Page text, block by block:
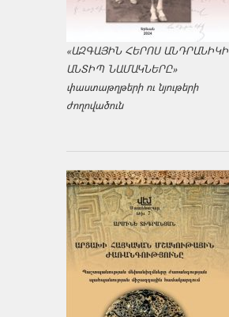
«ԱԶԳԱՅԻՆ ՀԵՐՈՍ ԱՆԴՐԱՆԻԿԻ
ԱՆՏԻՊ ՆԱՄԱԿՆԵՐԸ»
փաստաթղթերի ու նյութերի
ժողովածուն